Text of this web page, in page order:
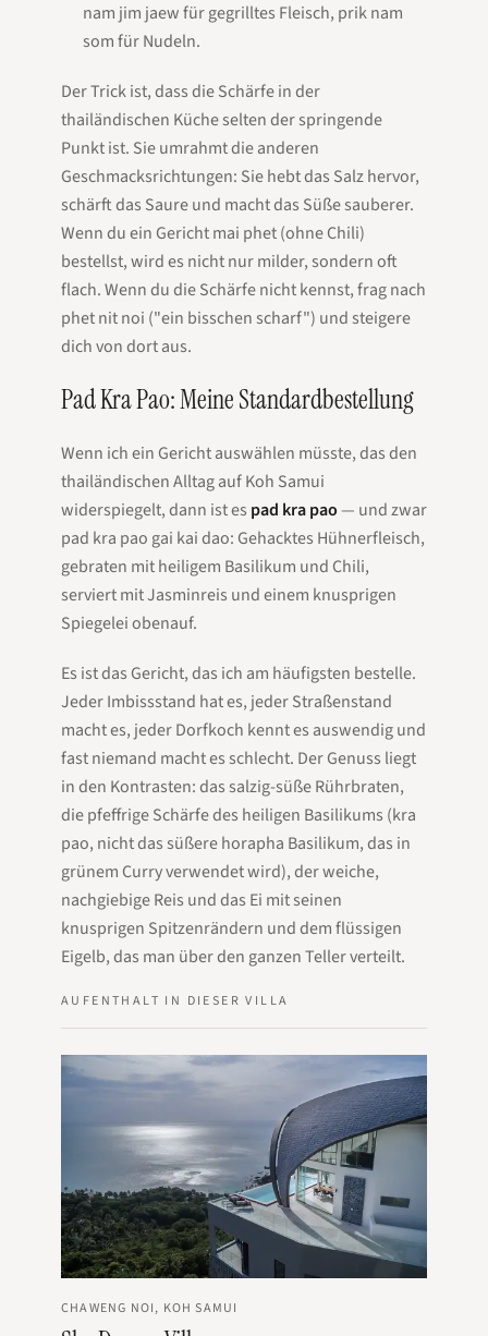
nam jim jaewfür gegrilltes Fleisch, prik nam
somfür Nudeln.
Der Trick ist, dass die Schärfe in der
thailändischen Küche selten der springende
Punkt ist. Sie umrahmt die anderen
Geschmacksrichtungen: Sie hebt das Salz hervor,
schärft das Saure und macht das Süße sauberer.
Wenn du ein Gerichtmai phet(ohne Chili)
bestellst, wird es nicht nur milder, sondern oft
flach. Wenn du die Schärfe nicht kennst, frag nach
phet nit noi ("ein bisschen scharf") und steigere
dich von dort aus.
Pad Kra Pao: Meine Standardbestellung
Wenn ich ein Gericht auswählen müsste, das den
thailändischen Alltag auf Koh Samui
widerspiegelt, dann ist es pad kra pao— und zwar
pad kra pao gai kai dao: Gehacktes Hühnerfleisch,
gebraten mit heiligem Basilikum und Chili,
serviert mit Jasminreis und einem knusprigen
Spiegelei obenauf.
Es ist das Gericht, das ich am häufigsten bestelle.
Jeder Imbissstand hat es, jeder Straßenstand
macht es, jeder Dorfkoch kennt es auswendig und
fast niemand macht es schlecht. Der Genuss liegt
in den Kontrasten: das salzig-süße Rührbraten,
die pfeffrige Schärfe des heiligen Basilikums (kra
pao, nicht das süßerehorapha Basilikum, das in
grünem Curry verwendet wird), der weiche,
nachgiebige Reis und das Ei mit seinen
knusprigen Spitzenrändern und dem flüssigen
Eigelb, das man über den ganzen Teller verteilt.
AUFENTHALT IN DIESER VILLA
CHAWENG NOI, KOH SAMUI